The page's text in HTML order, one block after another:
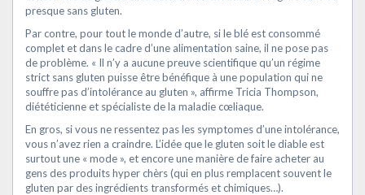
presque sans gluten.
Par contre, pour tout le monde d’autre, si le blé est consommé
complet et dans le cadre d’une alimentation saine, il ne pose pas
de problème. « Il n’y a aucune preuve scientifique qu’un régime
strict sans gluten puisse être bénéfique à une population qui ne
souffre pas d’intolérance au gluten », affirme Tricia Thompson,
diététicienne et spécialiste de la maladie cœliaque.
En gros, si vous ne ressentez pas les symptomes d’une intolérance,
vous n’avez rien a craindre. L’idée que le gluten soit le diable est
surtout une « mode », et encore une manière de faire acheter au
gens des produits hyper chèrs (qui en plus remplacent souvent le
gluten par des ingrédients transformés et chimiques…).